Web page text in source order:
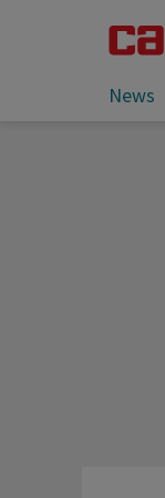
News
Sie lesen: